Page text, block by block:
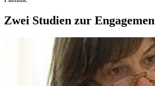
Zwei Studien zur